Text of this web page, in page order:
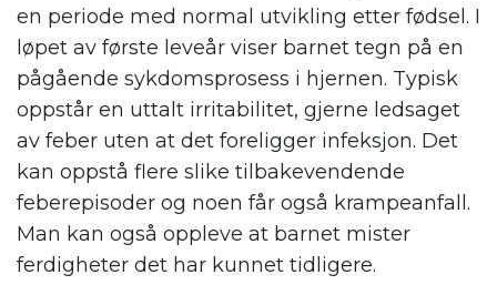
en periode med normal utvikling etter fødsel. I
løpet av første leveår viser barnet tegn på en
pågående sykdomsprosess i hjernen. Typisk
oppstår en uttalt irritabilitet, gjerne ledsaget
av feber uten at det foreligger infeksjon. Det
kan oppstå flere slike tilbakevendende
feberepisoder og noen får også krampeanfall.
Man kan også oppleve at barnet mister
ferdigheter det har kunnet tidligere.